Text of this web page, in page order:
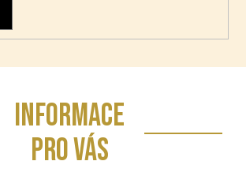
INFORMACE
PRO VÁS